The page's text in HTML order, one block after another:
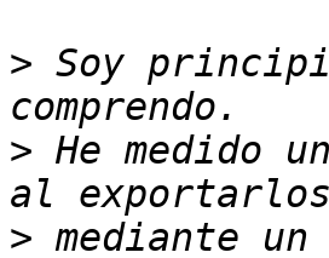
> Soy
> He medido
> mediante